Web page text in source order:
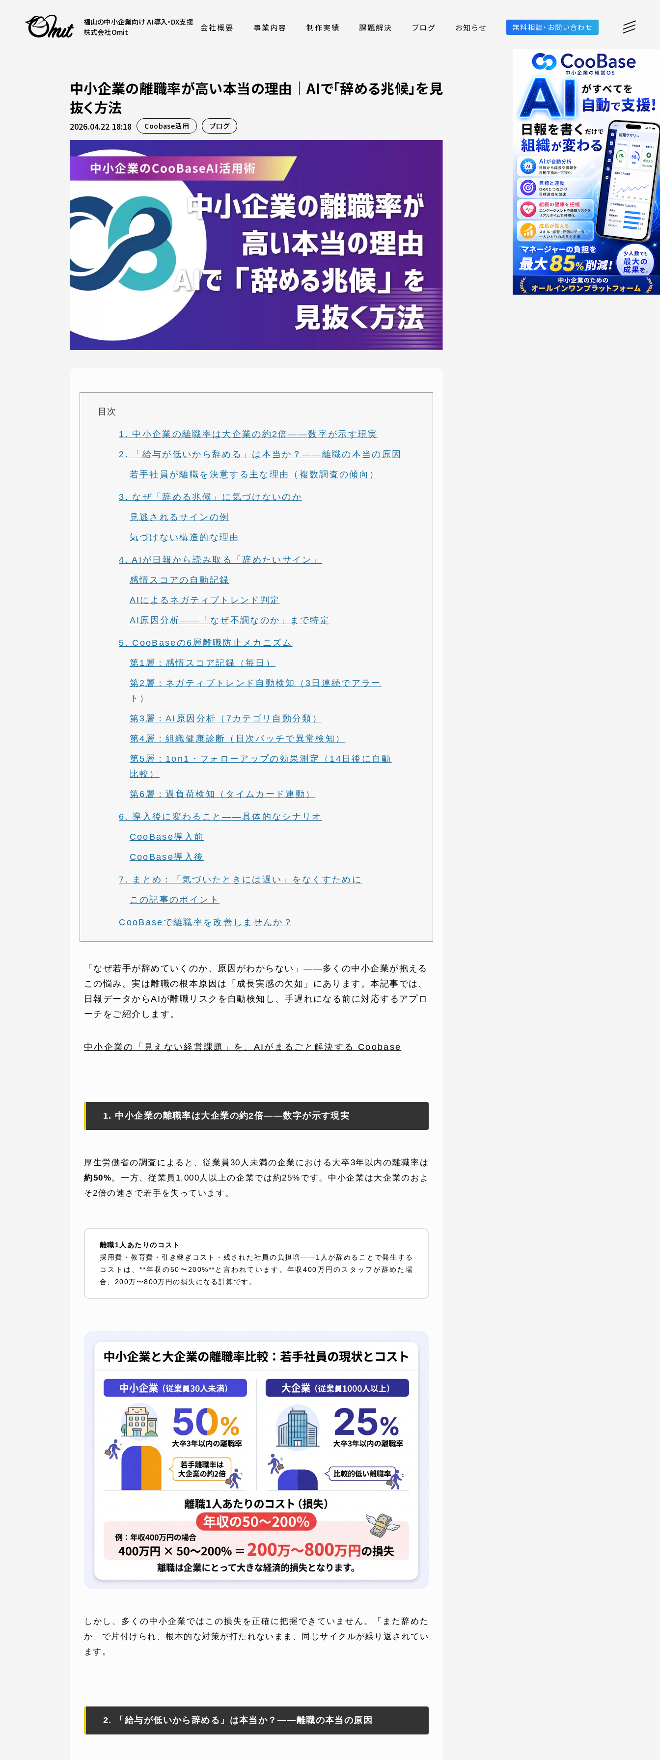
福山の中小企業向け AI導入・DX支援
株式会社Omit
会社概要 事業内容 制作実績 課題解決 ブログ お知らせ 無料相談・お問い合わせ
SERVICE
AI導入支援
CONTENT
課題解決
COMPANY
会社概要
よくある質問
WEBでお問い合わせ
( 24時間365日いつでも受付対応 )
電話でお問い合わせ
中小企業の離職率が高い本当の理由｜AIで「辞める兆候」を見
抜く方法
2026.04.22 18:18 Coobase活用 ブログ
目次
1. 中小企業の離職率は大企業の約2倍——数字が示す現実
2. 「給与が低いから辞める」は本当か？——離職の本当の原因
若手社員が離職を決意する主な理由（複数調査の傾向）
3. なぜ「辞める兆候」に気づけないのか
見逃されるサインの例
気づけない構造的な理由
4. AIが日報から読み取る「辞めたいサイン」
感情スコアの自動記録
AIによるネガティブトレンド判定
AI原因分析——「なぜ不調なのか」まで特定
5. CooBaseの6層離職防止メカニズム
第1層：感情スコア記録（毎日）
第2層：ネガティブトレンド自動検知（3日連続でアラー
ト）
第3層：AI原因分析（7カテゴリ自動分類）
第4層：組織健康診断（日次バッチで異常検知）
第5層：1on1・フォローアップの効果測定（14日後に自動
比較）
第6層：過負荷検知（タイムカード連動）
6. 導入後に変わること——具体的なシナリオ
CooBase導入前
CooBase導入後
7. まとめ：「気づいたときには遅い」をなくすために
この記事のポイント
CooBaseで離職率を改善しませんか？
「なぜ若手が辞めていくのか、原因がわからない」——多くの中小企業が抱える
この悩み。実は離職の根本原因は「成長実感の欠如」にあります。本記事では、
日報データからAIが離職リスクを自動検知し、手遅れになる前に対応するアプロ
ーチをご紹介します。
中小企業の「見えない経営課題」を、AIがまるごと解決する Coobase
1. 中小企業の離職率は大企業の約2倍——数字が示す現実
厚生労働省の調査によると、従業員30人未満の企業における大卒3年以内の離職率は
約50%。一方、従業員1,000人以上の企業では約25%です。中小企業は大企業のおよ
そ2倍の速さで若手を失っています。
離職1人あたりのコスト
採用費・教育費・引き継ぎコスト・残された社員の負担増——1人が辞めることで発生する
コストは、**年収の50〜200%**と言われています。年収400万円のスタッフが辞めた場
合、200万〜800万円の損失になる計算です。
しかし、多くの中小企業ではこの損失を正確に把握できていません。「また辞めた
か」で片付けられ、根本的な対策が打たれないまま、同じサイクルが繰り返されてい
ます。
2. 「給与が低いから辞める」は本当か？——離職の本当の原因